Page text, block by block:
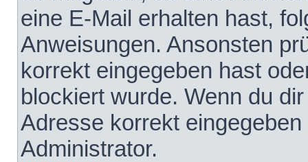
eine E-Mail erhalten hast,
Anweisungen. Ansonsten
korrekt eingegeben hast
blockiert wurde. Wenn du
Adresse korrekt
Administrator.